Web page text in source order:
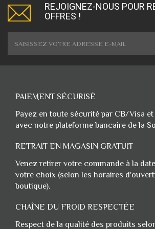
REJOIGNEZ-NOUS POUR
OFFRES !
PAIEMENT SÉCURISÉ
Payez en toute sécurité par CB/Visa
avec notre plateforme bancaire de la
RETRAIT EN MAGASIN GRATUIT
Venez retirer votre commande à la
votre choix (selon les horaires
boutique).
CHAÎNE DU FROID RESPECTÉE
Respect de la qualité des produits